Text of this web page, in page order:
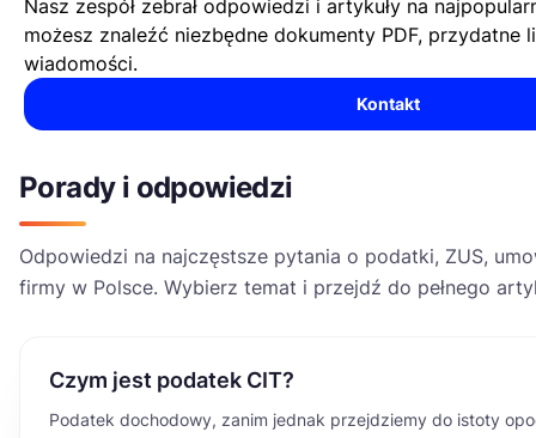
Nasz zespół zebrał odpowiedzi i artykuły na
możesz znaleźć niezbędne dokumenty PDF, przydatne
wiadomości.
Kontakt
Porady i odpowiedzi
Odpowiedzi na najczęstsze pytania o podatki, ZUS,
firmy w Polsce. Wybierz temat i przejdź do pełnego
Czym jest podatek CIT?
Podatek dochodowy, zanim jednak przejdziemy do istoty